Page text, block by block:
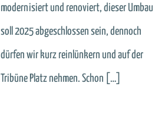
modernisiert und renoviert, dieser Umbau
soll 2025 abgeschlossen sein, dennoch
dürfen wir kurz reinlünkern und auf der
Tribüne Platz nehmen. Schon […]